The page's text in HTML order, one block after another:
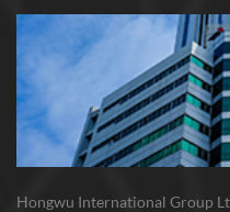
Hongwu International Group